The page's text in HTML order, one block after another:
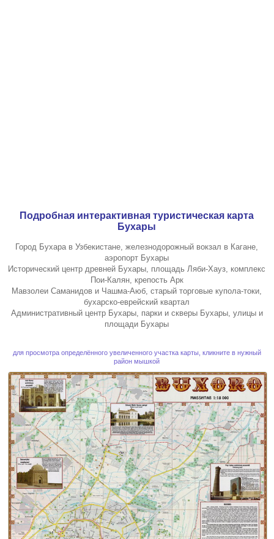
Подробная интерактивная туристическая карта
Бухары
Город Бухара в Узбекистане, железнодорожный вокзал в Кагане,
аэропорт Бухары
Исторический центр древней Бухары, площадь Ляби-Хауз, комплекс
Пои-Калян, крепость Арк
Мавзолеи Саманидов и Чашма-Аюб, старый торговые купола-токи,
бухарско-еврейский квартал
Административный центр Бухары, парки и скверы Бухары, улицы и
площади Бухары
для просмотра определённого увеличенного участка карты, кликните в нужный
район мышкой